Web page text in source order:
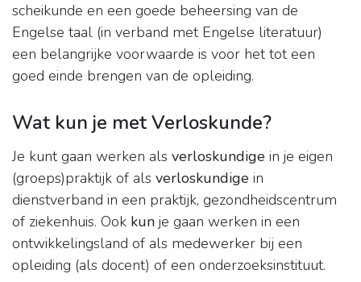
scheikunde en een goede beheersing van de
Engelse taal (in verband met Engelse literatuur)
een belangrijke voorwaarde is voor het tot een
goed einde brengen van de opleiding.
Wat kun je met Verloskunde?
Je kunt gaan werken als verloskundige in je eigen
(groeps)praktijk of als verloskundige in
dienstverband in een praktijk, gezondheidscentrum
of ziekenhuis. Ook kun je gaan werken in een
ontwikkelingsland of als medewerker bij een
opleiding (als docent) of een onderzoeksinstituut.